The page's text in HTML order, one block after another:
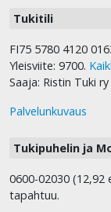
Tukitili
FI75 5780 4120
Yleisviite: 9700.
Saaja: Ristin Tuki ry
Palvelunkuvaus
Tukipuhelin ja
0600-02030
tapahtuu.